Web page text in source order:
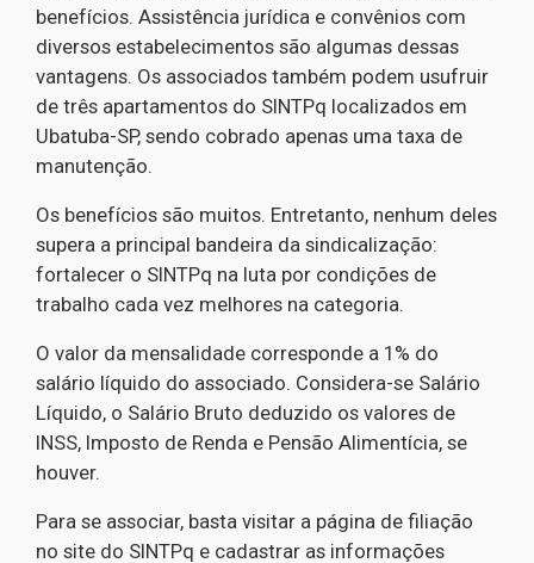
benefícios. Assistência jurídica e convênios com
diversos estabelecimentos são algumas dessas
vantagens. Os associados também podem usufruir
de três apartamentos do SINTPq localizados em
Ubatuba-SP, sendo cobrado apenas uma taxa de
manutenção.
Os benefícios são muitos. Entretanto, nenhum deles
supera a principal bandeira da sindicalização:
fortalecer o SINTPq na luta por condições de
trabalho cada vez melhores na categoria.
O valor da mensalidade corresponde a 1% do
salário líquido do associado. Considera-se Salário
Líquido, o Salário Bruto deduzido os valores de
INSS, Imposto de Renda e Pensão Alimentícia, se
houver.
Para se associar, basta visitar a página de filiação
no site do SINTPq e cadastrar as informações